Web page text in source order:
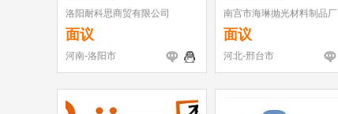
洛阳耐科思商贸有限公司
面议
河南-洛阳市
南宫市海琳抛光材料制品厂
面议
河北-邢台市